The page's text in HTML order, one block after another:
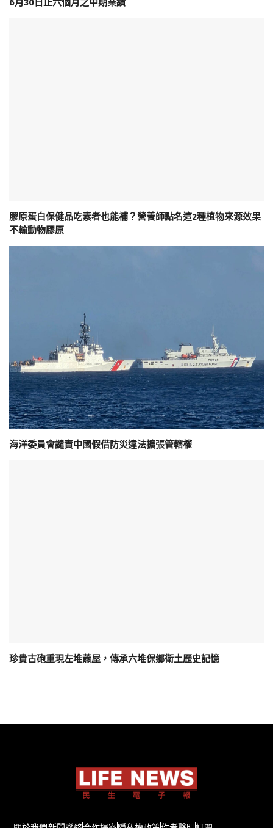
6月30日止六個月之中期業績
膠原蛋白保健品吃素者也能補？營養師點名這2種植物來源效果
不輸動物膠原
海洋委員會譴責中國假借防災違法擴張管轄權
珍貴古砲重現左堆蕭屋，傳承六堆保鄉衛土歷史記憶